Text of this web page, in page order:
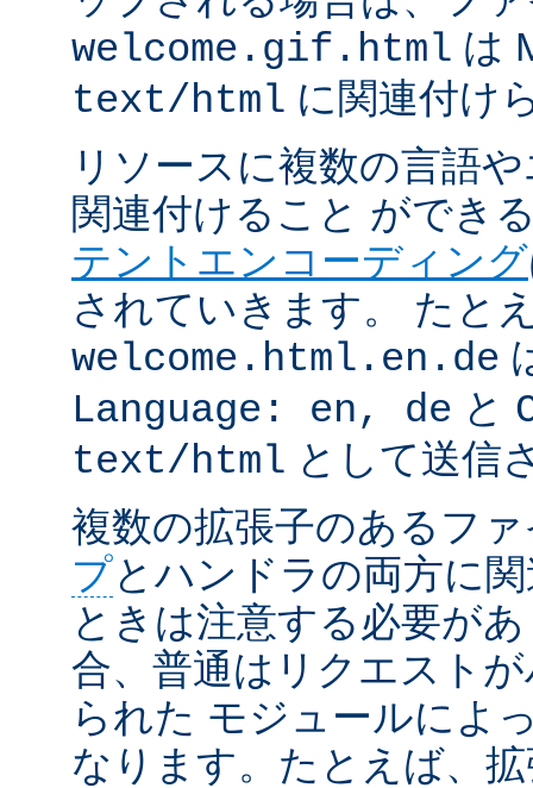
welcome.gif.html は
text/html に関連付け
リソースに複数の言語
関連付けること ができ
テントエンコーディング
されていきます。 たと
welcome.html.en.de
Language: en, de と
text/html として送信
複数の拡張子のあるフ
プとハンドラの両方に
ときは注意する必要が
合、普通はリクエスト
られた モジュールによ
なります。たとえば、